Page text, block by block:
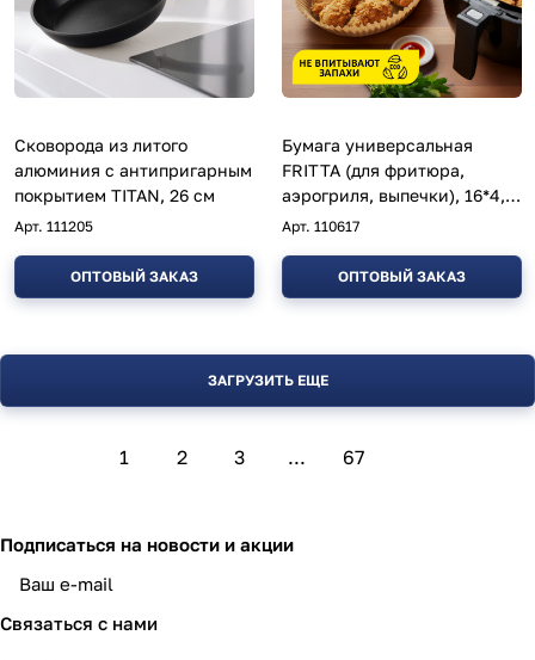
Сковорода из литого
алюминия с антипригарным
покрытием TITAN, 26 см
Арт. 111205
ОПТОВЫЙ ЗАКАЗ
Бумага универсальная
FRITTA (для фритюра,
аэрогриля, выпечки), 16*4,5
см (100 шт)
Арт. 110617
ОПТОВЫЙ ЗАКАЗ
ЗАГРУЗИТЬ ЕЩЕ
1 2 3 ... 67
Подписаться на новости и акции
Связаться с нами